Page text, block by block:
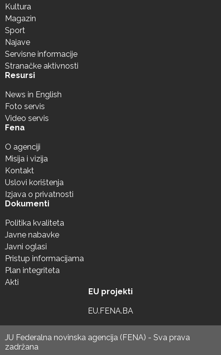
Kultura
Magazin
Sport
Najave
Servisne informacije
Stranačke aktivnosti
Resursi
News in English
Foto servis
Video servis
Fena
O agenciji
Misija i vizija
Kontakt
Uslovi korištenja
Izjava o privatnosti
Dokumenti
Politika kvaliteta
Javne nabavke
Javni oglasi
Pristup informacijama
Plan integriteta
Akti
EU projekti
EU.FENA.BA
JU Federalna novinska agencija (FENA) - Sva prava
zadržana